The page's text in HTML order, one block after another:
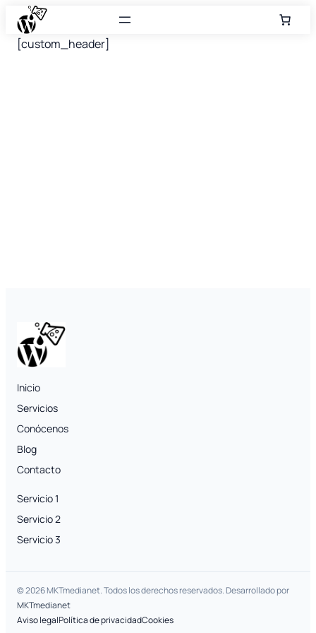
Saltar
contenido
[custom_header]
Inicio
Servicios
Conócenos
Blog
Contacto
Servicio 1
Servicio 2
Servicio 3
© 2026 MKTmedianet. Todos los derechos reservados. Desarrollado por
MKTmedianet
Aviso legalPolítica de privacidadCookies